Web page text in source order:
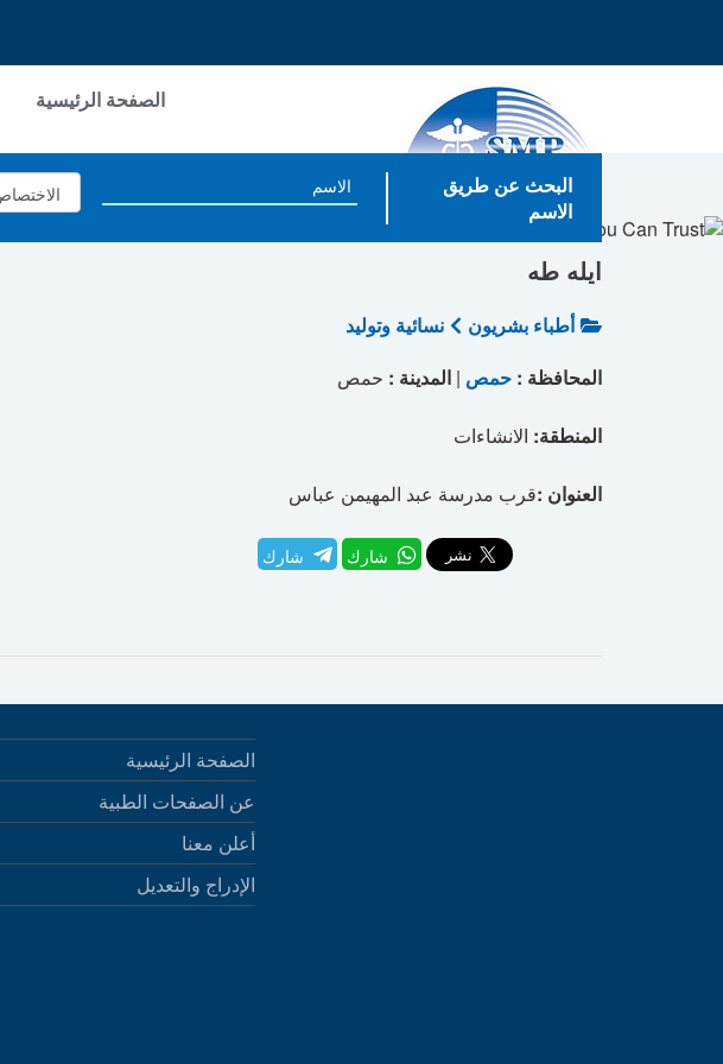
الصفحة الرئيسية
البحث عن طريق
الاسم
ايله طه
أطباء بشريون
نسائية وتوليد
المحافظة : حمص | المدينة : حمص
المنطقة: الانشاءات
العنوان :قرب مدرسة عبد المهيمن عباس
شارك شارك
الصفحة الرئيسية
عن الصفحات الطبية
أعلن معنا
الإدراج والتعديل